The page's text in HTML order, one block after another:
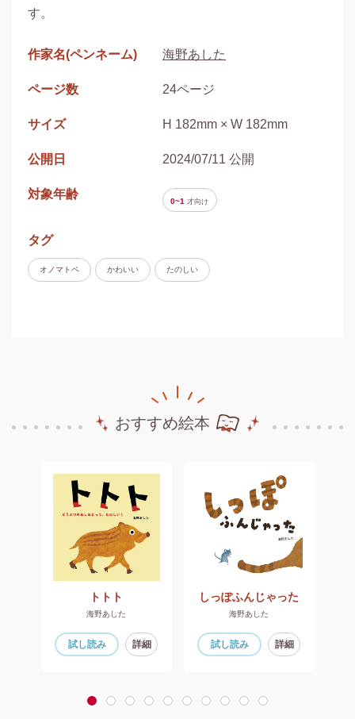
作家名(ペンネーム) 海野あした
ページ数 24ページ
サイズ H 182mm × W 182mm
公開日 2024/07/11 公開
対象年齢
0~1 才向け
タグ
オノマトペ かわいい たのしい
おすすめ絵本
トトト
海野あした
試し読み 詳細
しっぽふんじゃった
海野あした
試し読み 詳細
1 2 3 4 5 6 7 8 9 10